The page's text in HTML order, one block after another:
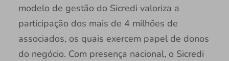
modelo de gestão do Sicredi valoriza a
participação dos mais de 4 milhões de
associados, os quais exercem papel de donos
do negócio. Com presença nacional, o Sicredi